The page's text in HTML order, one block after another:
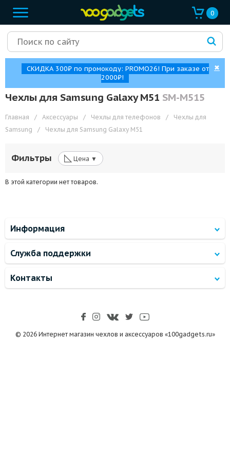
0
СКИДКА 300₽ по промокоду: PROMO26! При заказе от
2000₽!
✖
Чехлы для Samsung Galaxy M51 SM-M515
Главная / Аксессуары / Чехлы для телефонов /
Чехлы для
Samsung
/ Чехлы для Samsung Galaxy M51
Фильтры ◺ Цена ▼
В этой категории нет товаров.
Информация
Служба поддержки
Контакты
© 2026 Интернет магазин чехлов и аксессуаров «100gadgets.ru»